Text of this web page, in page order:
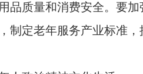
品质量和消费安全。要
制定老年服务产业标准